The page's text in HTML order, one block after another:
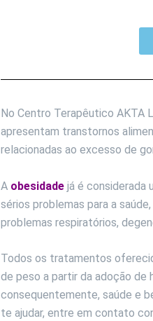
No Centro Terapêutico AKTA
apresentam transtornos
relacionadas ao excesso de
A obesidade já é considerada
sérios problemas para a
problemas respiratórios,
Todos os tratamentos
de peso a partir da adoção de
consequentemente, saúde e
te ajudar, entre em contato